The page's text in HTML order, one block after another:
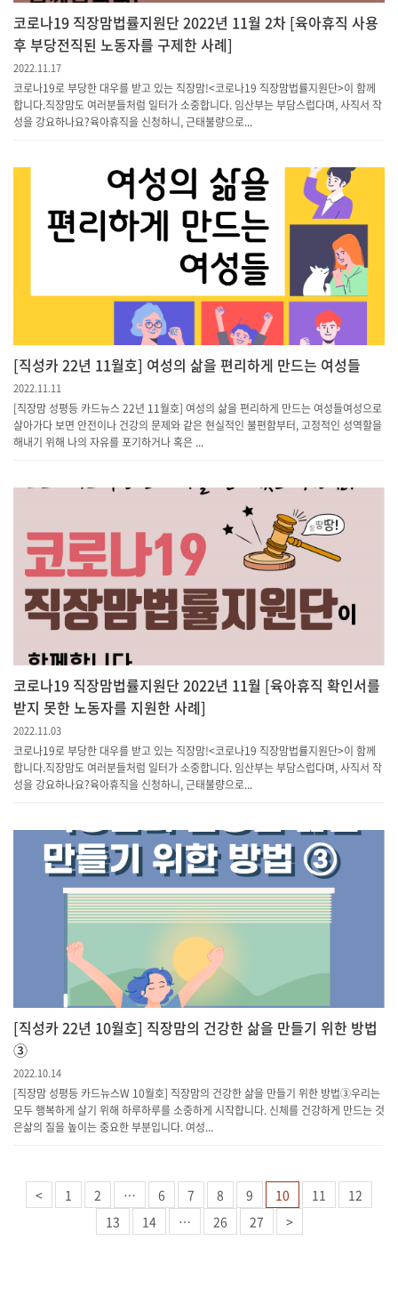
코로나19 직장맘법률지원단 2022년 11월 2차 [육아휴직 사용
후 부당전직된 노동자를 구제한 사례]
2022.11.17
코로나19로 부당한 대우를 받고 있는 직장맘!<코로나19 직장맘법률지원단>이 함께
합니다.직장맘도 여러분들처럼 일터가 소중합니다. 임산부는 부담스럽다며, 사직서 작
성을 강요하나요?육아휴직을 신청하니, 근태불량으로...
[직성카 22년 11월호] 여성의 삶을 편리하게 만드는 여성들
2022.11.11
[직장맘 성평등 카드뉴스 22년 11월호] 여성의 삶을 편리하게 만드는 여성들여성으로
살아가다 보면 안전이나 건강의 문제와 같은 현실적인 불편함부터, 고정적인 성역할을
해내기 위해 나의 자유를 포기하거나 혹은 ...
코로나19 직장맘법률지원단 2022년 11월 [육아휴직 확인서를
받지 못한 노동자를 지원한 사례]
2022.11.03
코로나19로 부당한 대우를 받고 있는 직장맘!<코로나19 직장맘법률지원단>이 함께
합니다.직장맘도 여러분들처럼 일터가 소중합니다. 임산부는 부담스럽다며, 사직서 작
성을 강요하나요?육아휴직을 신청하니, 근태불량으로...
[직성카 22년 10월호] 직장맘의 건강한 삶을 만들기 위한 방법
③
2022.10.14
[직장맘 성평등 카드뉴스W 10월호] 직장맘의 건강한 삶을 만들기 위한 방법③우리는
모두 행복하게 살기 위해 하루하루를 소중하게 시작합니다. 신체를 건강하게 만드는 것
은삶의 질을 높이는 중요한 부분입니다. 여성...
< 1 2 … 6 7 8 9 10 11
12
13
14 … 26 27 >